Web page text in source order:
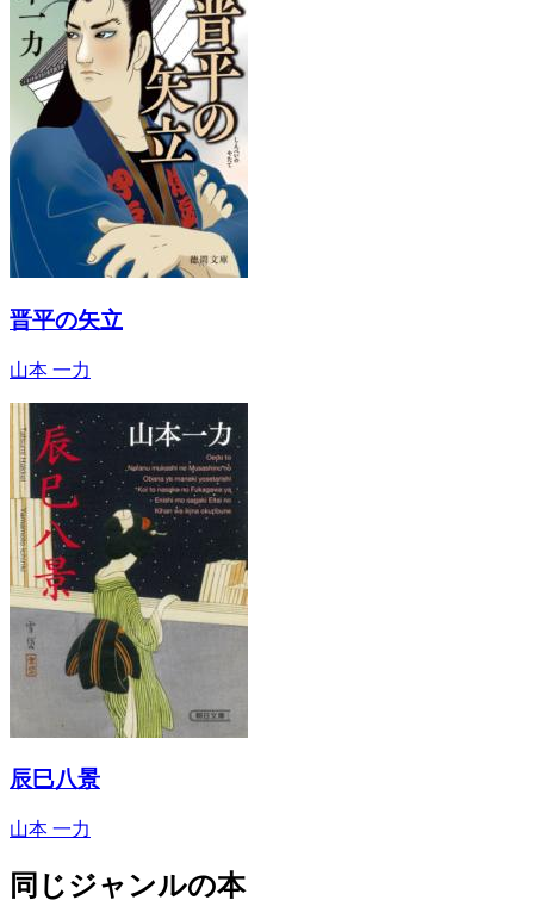
晋平の矢立
山本 一力
辰巳八景
山本 一力
同じジャンルの本